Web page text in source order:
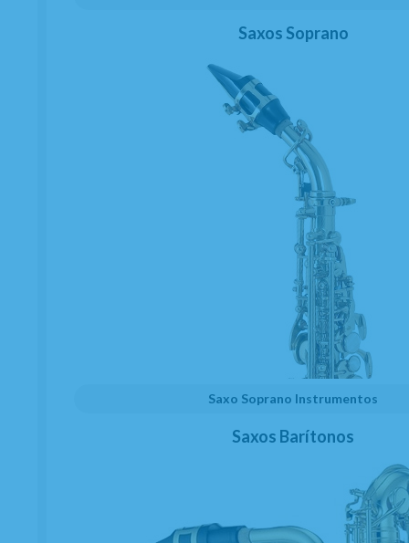
Saxos Soprano
Saxo Soprano Instrumentos
Saxos Barítonos